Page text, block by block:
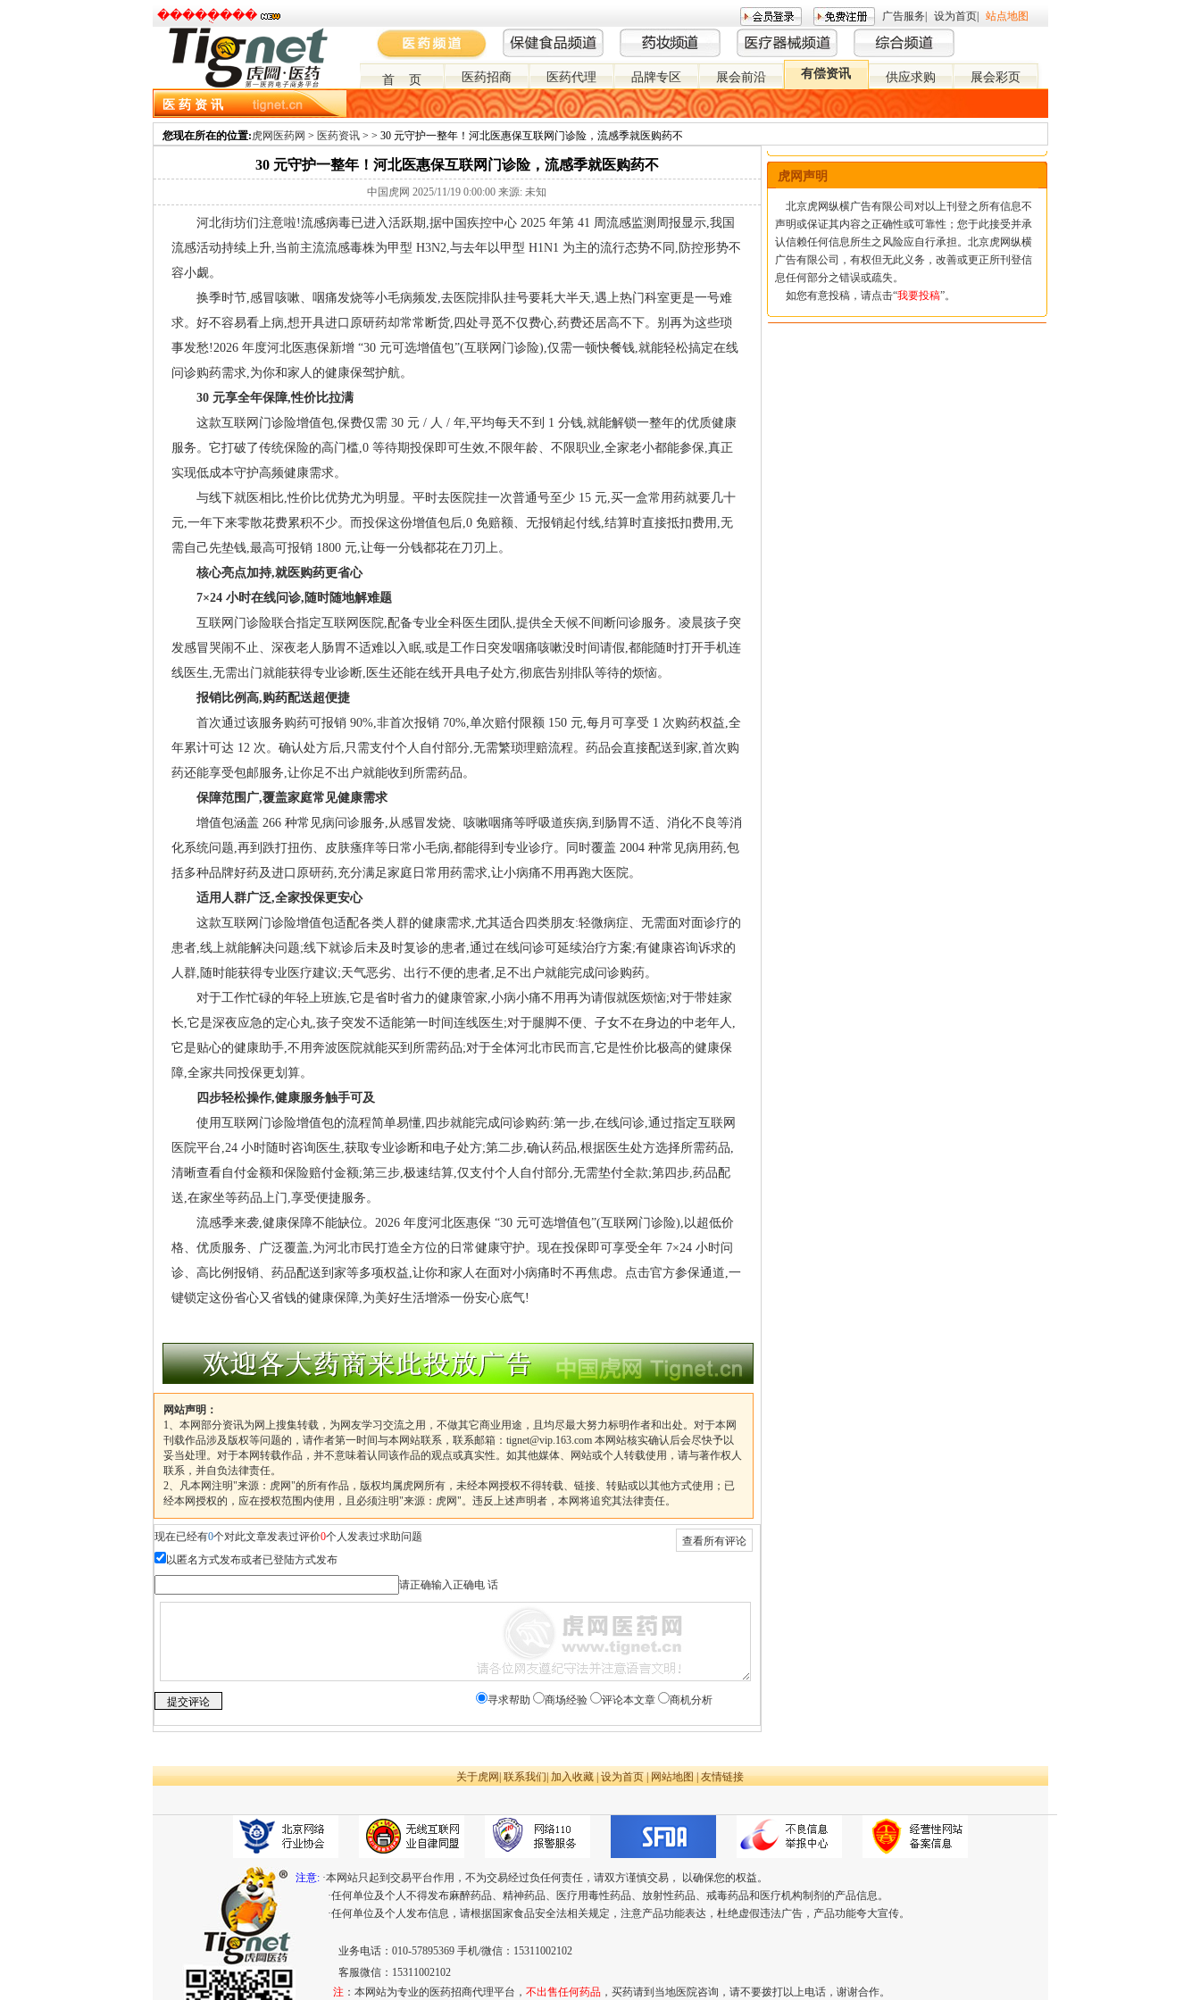
�����ֻ��� 广告服务| 设为首页| 站点地图
首 页 医药招商 医药代理 品牌专区 展会前沿 有偿资讯 供应求购 展会彩页
医 药 资 讯
资讯主页 市场分析 政策环境 医药营销 医药进出口 医药招投标 医药人物 医药研发/科技
您现在所在的位置:虎网医药网 > 医药资讯> > 30 元守护一整年！河北医惠保互联网门诊险，流感季就医购药不
30 元守护一整年！河北医惠保互联网门诊险，流感季就医购药不
中国虎网 2025/11/19 0:00:00 来源: 未知
河北街坊们注意啦!流感病毒已进入活跃期,据中国疾控中心 2025 年第 41 周流感监测周报显示,我国
流感活动持续上升,当前主流流感毒株为甲型 H3N2,与去年以甲型 H1N1 为主的流行态势不同,防控形势不
容小觑。
换季时节,感冒咳嗽、咽痛发烧等小毛病频发,去医院排队挂号要耗大半天,遇上热门科室更是一号难
求。好不容易看上病,想开具进口原研药却常常断货,四处寻觅不仅费心,药费还居高不下。别再为这些琐
事发愁!2026 年度河北医惠保新增 “30 元可选增值包”(互联网门诊险),仅需一顿快餐钱,就能轻松搞定在线
问诊购药需求,为你和家人的健康保驾护航。
30 元享全年保障,性价比拉满
这款互联网门诊险增值包,保费仅需 30 元 / 人 / 年,平均每天不到 1 分钱,就能解锁一整年的优质健康
服务。它打破了传统保险的高门槛,0 等待期投保即可生效,不限年龄、不限职业,全家老小都能参保,真正
实现低成本守护高频健康需求。
与线下就医相比,性价比优势尤为明显。平时去医院挂一次普通号至少 15 元,买一盒常用药就要几十
元,一年下来零散花费累积不少。而投保这份增值包后,0 免赔额、无报销起付线,结算时直接抵扣费用,无
需自己先垫钱,最高可报销 1800 元,让每一分钱都花在刀刃上。
核心亮点加持,就医购药更省心
7×24 小时在线问诊,随时随地解难题
互联网门诊险联合指定互联网医院,配备专业全科医生团队,提供全天候不间断问诊服务。凌晨孩子突
发感冒哭闹不止、深夜老人肠胃不适难以入眠,或是工作日突发咽痛咳嗽没时间请假,都能随时打开手机连
线医生,无需出门就能获得专业诊断,医生还能在线开具电子处方,彻底告别排队等待的烦恼。
报销比例高,购药配送超便捷
首次通过该服务购药可报销 90%,非首次报销 70%,单次赔付限额 150 元,每月可享受 1 次购药权益,全
年累计可达 12 次。确认处方后,只需支付个人自付部分,无需繁琐理赔流程。药品会直接配送到家,首次购
药还能享受包邮服务,让你足不出户就能收到所需药品。
保障范围广,覆盖家庭常见健康需求
增值包涵盖 266 种常见病问诊服务,从感冒发烧、咳嗽咽痛等呼吸道疾病,到肠胃不适、消化不良等消
化系统问题,再到跌打扭伤、皮肤瘙痒等日常小毛病,都能得到专业诊疗。同时覆盖 2004 种常见病用药,包
括多种品牌好药及进口原研药,充分满足家庭日常用药需求,让小病痛不用再跑大医院。
适用人群广泛,全家投保更安心
这款互联网门诊险增值包适配各类人群的健康需求,尤其适合四类朋友:轻微病症、无需面对面诊疗的
患者,线上就能解决问题;线下就诊后未及时复诊的患者,通过在线问诊可延续治疗方案;有健康咨询诉求的
人群,随时能获得专业医疗建议;天气恶劣、出行不便的患者,足不出户就能完成问诊购药。
对于工作忙碌的年轻上班族,它是省时省力的健康管家,小病小痛不用再为请假就医烦恼;对于带娃家
长,它是深夜应急的定心丸,孩子突发不适能第一时间连线医生;对于腿脚不便、子女不在身边的中老年人,
它是贴心的健康助手,不用奔波医院就能买到所需药品;对于全体河北市民而言,它是性价比极高的健康保
障,全家共同投保更划算。
四步轻松操作,健康服务触手可及
使用互联网门诊险增值包的流程简单易懂,四步就能完成问诊购药:第一步,在线问诊,通过指定互联网
医院平台,24 小时随时咨询医生,获取专业诊断和电子处方;第二步,确认药品,根据医生处方选择所需药品,
清晰查看自付金额和保险赔付金额;第三步,极速结算,仅支付个人自付部分,无需垫付全款;第四步,药品配
送,在家坐等药品上门,享受便捷服务。
流感季来袭,健康保障不能缺位。2026 年度河北医惠保 “30 元可选增值包”(互联网门诊险),以超低价
格、优质服务、广泛覆盖,为河北市民打造全方位的日常健康守护。现在投保即可享受全年 7×24 小时问
诊、高比例报销、药品配送到家等多项权益,让你和家人在面对小病痛时不再焦虑。点击官方参保通道,一
键锁定这份省心又省钱的健康保障,为美好生活增添一份安心底气!
网站声明：
1、本网部分资讯为网上搜集转载，为网友学习交流之用，不做其它商业用途，且均尽最大努力标明作者和出处。对于本网
刊载作品涉及版权等问题的，请作者第一时间与本网站联系，联系邮箱： tignet@vip.163.com本网站核实确认后会尽快予以
妥当处理。对于本网转载作品，并不意味着认同该作品的观点或真实性。如其他媒体、网站或个人转载使用，请与著作权人
联系，并自负法律责任。
2、凡本网注明"来源：虎网"的所有作品，版权均属虎网所有，未经本网授权不得转载、链接、转贴或以其他方式使用；已
经本网授权的，应在授权范围内使用，且必须注明"来源：虎网"。违反上述声明者，本网将追究其法律责任。
现在已经有0个对此文章发表过评价0个人发表过求助问题
查看所有评论
以匿名方式发布或者已登陆方式发布
请正确输入正确电 话
寻求帮助 商场经验 评论本文章 商机分析
虎网声明
北京虎网纵横广告有限公司对以上刊登之所有信息不
声明或保证其内容之正确性或可靠性；您于此接受并承
认信赖任何信息所生之风险应自行承担。北京虎网纵横
广告有限公司，有权但无此义务，改善或更正所刊登信
息任何部分之错误或疏失。
如您有意投稿，请点击“我要投稿”。
关于虎网|联系我们|加入收藏|设为首页|网站地图|友情链接
注意:·本网站只起到交易平台作用，不为交易经过负任何责任，请双方谨慎交易， 以确保您的权益。
·任何单位及个人不得发布麻醉药品、精神药品、医疗用毒性药品、放射性药品、戒毒药品和医疗机构制剂的产品信息。
·任何单位及个人发布信息，请根据国家食品安全法相关规定，注意产品功能表达，杜绝虚假违法广告，产品功能夸大宣传。
业务电话：010-57895369 手机/微信：15311002102
客服微信：15311002102
注 ：本网站为专业的医药招商代理平台， 不出售任何药品，买药请到当地医院咨询，请不要拨打以上电话，谢谢合作。